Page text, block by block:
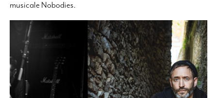
musicale Nobodies.